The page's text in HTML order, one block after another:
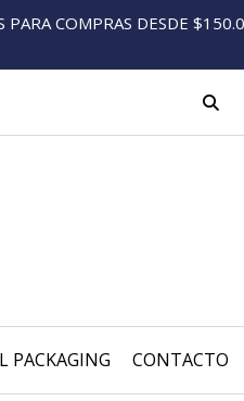
PARA COMPRAS DESDE
PACKAGING CONTACTO